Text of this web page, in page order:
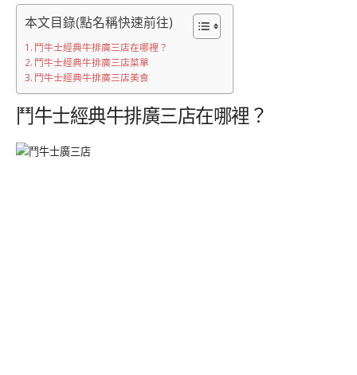
本文目錄(點名稱快速前往)
鬥牛士經典牛排廣三店在哪裡？
鬥牛士經典牛排廣三店菜單
鬥牛士經典牛排廣三店美食
鬥牛士經典牛排廣三店在哪裡？